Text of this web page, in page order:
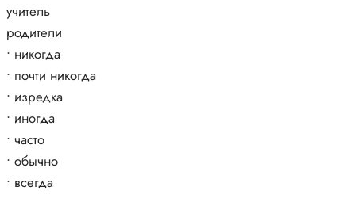
учитель
родители
• никогда
• почти никогда
• изредка
• иногда
• часто
• обычно
• всегда